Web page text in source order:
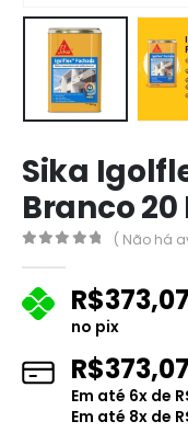
Sika
Branco 20
( Não há
R$373,07
no pix
R$373,07
Em até 6x de
Em até 8x de